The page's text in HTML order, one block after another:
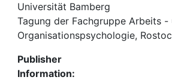
Universität Bamberg
Tagung der Fachgruppe Arbeits -
Organisationspsychologie,
Publisher
Information: